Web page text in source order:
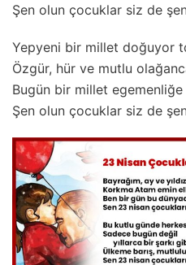
Şen olun çocuklar siz de
Yepyeni bir millet doğuyor
Özgür, hür ve mutlu
Bugün bir millet
Şen olun çocuklar siz de